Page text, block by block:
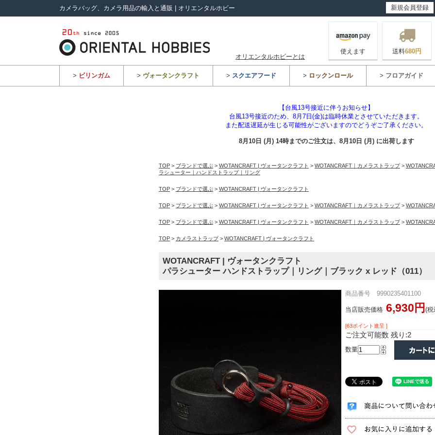
カメラバッグ、カメラ用品の輸入と通販 | オリエンタルホビー 新規会員登録
オリエンタルホビーとは
使えます 送料680円
> ビリンガム > ヴォータンクラフト > スクエアフード > ロックンロール > フロアガイド
【台風13号接近に伴うお知らせ】
台風13号接近のため、8月7日(金)は臨時休業とさせていただきます。
また配送遅延が生じる可能性がございますのでどうぞご了承ください。
8月10日 (月) 14時までのご注文は、 8月10日 (月) に出荷します
TOP > ブランドで選ぶ > WOTANCRAFT | ヴォータンクラフト > WOTANCRAFT｜カメラストラップ>
ラシューター｜ハンドストラップ｜リング
TOP > ブランドで選ぶ > WOTANCRAFT | ヴォータンクラフト
TOP > ブランドで選ぶ > WOTANCRAFT | ヴォータンクラフト > WOTANCRAFT｜カメラストラップ>
TOP > ブランドで選ぶ > WOTANCRAFT | ヴォータンクラフト > WOTANCRAFT｜カメラストラップ>
TOP > カメラストラップ> WOTANCRAFT | ヴォータンクラフト
WOTANCRAFT | ヴォータンクラフト
パラシューター ハンドストラップ｜リング｜ブラック x レッド（011）
商品番号 9990235401100
当店販売価格 6,930円(税
[63ポイント進呈 ]
ご注文可能数 残り:2
数量